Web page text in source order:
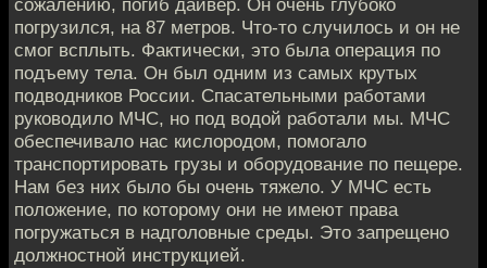
сожалению, погиб дайвер. Он очень глубоко
погрузился, на 87 метров. Что-то случилось и он не
смог всплыть. Фактически, это была операция по
подъему тела. Он был одним из самых крутых
подводников России. Спасательными работами
руководило МЧС, но под водой работали мы. МЧС
обеспечивало нас кислородом, помогало
транспортировать грузы и оборудование по пещере.
Нам без них было бы очень тяжело. У МЧС есть
положение, по которому они не имеют права
погружаться в надголовные среды. Это запрещено
должностной инструкцией.